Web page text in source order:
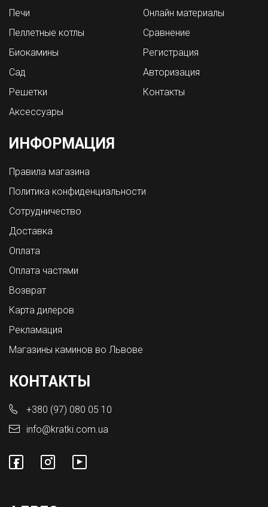
Печи
Пеллетные котлы
Биокамины
Сад
Решетки
Аксессуары
Онлайн материалы
Сравнение
Регистрация
Авторизация
Контакты
ИНФОРМАЦИЯ
Правила магазина
Политика конфиденциальности
Сотрудничество
Доставка
Оплата
Оплата частями
Возврат
Карта дилеров
Рекламация
Магазины каминов во Львове
КОНТАКТЫ
+380 (97) 080 05 10
info@kratki.com.ua